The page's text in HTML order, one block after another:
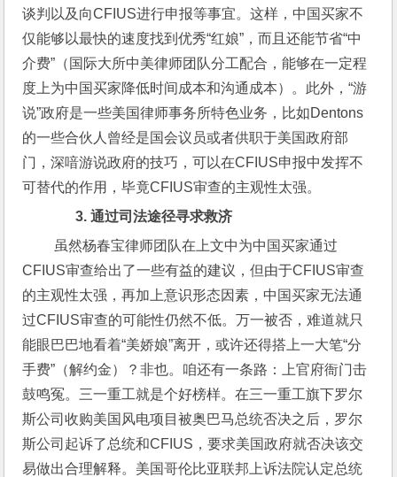
谈判以及向CFIUS进行申报等事宜。这样，中国买家不
仅能够以最快的速度找到优秀“红娘”，而且还能节省“中
介费”（国际大所中美律师团队分工配合，能够在一定程
度上为中国买家降低时间成本和沟通成本）。此外，“游
说”政府是一些美国律师事务所特色业务，比如Dentons
的一些合伙人曾经是国会议员或者供职于美国政府部
门，深喑游说政府的技巧，可以在CFIUS申报中发挥不
可替代的作用，毕竟CFIUS审查的主观性太强。
3. 通过司法途径寻求救济
CFIUS审查给出了一些有益的建议，但由于CFIUS审查
的主观性太强，再加上意识形态因素，中国买家无法通
过CFIUS审查的可能性仍然不低。万一被否，难道就只
能眼巴巴地看着“美娇娘”离开，或许还得搭上一大笔“分
手费”（解约金）？非也。咱还有一条路：上官府衙门击
鼓鸣冤。三一重工就是个好榜样。在三一重工旗下罗尔
斯公司收购美国风电项目被奥巴马总统否决之后，罗尔
斯公司起诉了总统和CFIUS，要求美国政府就否决该交
易做出合理解释。美国哥伦比亚联邦上诉法院认定总统